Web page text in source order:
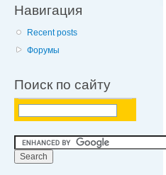
Навигация
Recent posts
Форумы
Поиск по сайту